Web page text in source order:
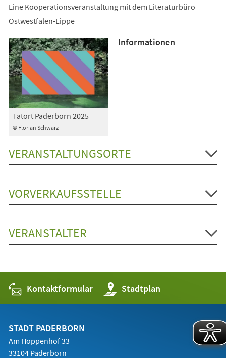
Eine Kooperationsveranstaltung mit dem Literaturbüro
Ostwestfalen-Lippe
© Florian Schwarz
Tatort Paderborn 2025
Informationen
VERANSTALTUNGSORTE
VORVERKAUFSSTELLE
VERANSTALTER
Kontaktformular Stadtplan
(Öffnet
in
einem
STADT PADERBORN
Am Hoppenhof 33
33104 Paderborn